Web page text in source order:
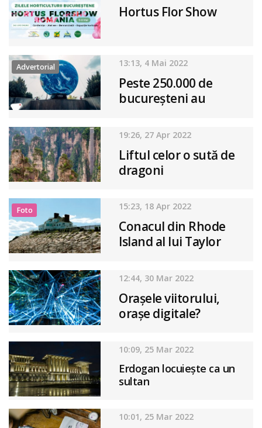
Hortus Flor Show
Advertorial 13:13, 4 Mai 2022
Peste 250.000 de
bucureșteni au
senzația unei călătorii
printre planete în
numai o săptămână
19:26, 27 Apr 2022
Liftul celor o sută de
dragoni
Foto 15:23, 18 Apr 2022
Conacul din Rhode
Island al lui Taylor
12:44, 30 Mar 2022
Orașele viitorului,
orașe digitale?
10:09, 25 Mar 2022
Erdogan locuiește ca un
sultan
10:01, 25 Mar 2022